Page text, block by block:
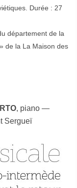
Durée : 27
département de la
de la La Maison des
, piano —
Sergueï